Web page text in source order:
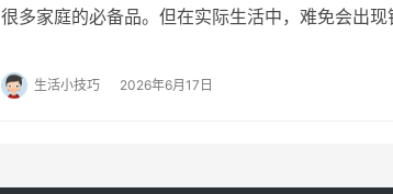
很多家庭的必备品。但在实际生活中，难免会出
生活小技巧 2026年6月17日